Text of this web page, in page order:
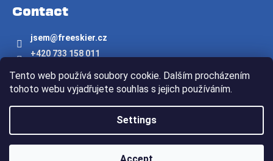
Tento web používá soubory cookie. Dalším procházením
tohoto webu vyjadřujete souhlas s jejich používáním.
Settings
Contact
jsem@freeskier.cz
+420 733 158 011
freeskier.cz
Created by Shoptet
Copyright 2026Freeskier.cz. All rights reserved.